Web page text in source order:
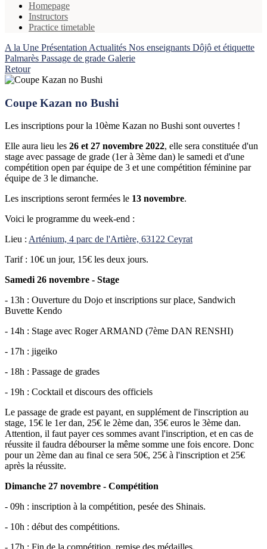
Homepage
Instructors
Practice timetable
A la Une Présentation Actualités Nos enseignants Dôjô et étiquette
Palmarès Passage de grade Galerie
Retour
Coupe Kazan no Bushi
Les inscriptions pour la 10ème Kazan no Bushi sont ouvertes !
Elle aura lieu les 26 et 27 novembre 2022, elle sera constituée d'un
stage avec passage de grade (1er à 3ème dan) le samedi et d'une
compétition open par équipe de 3 et une compétition féminine par
équipe de 3 le dimanche.
Les inscriptions seront fermées le 13 novembre.
Voici le programme du week-end :
Lieu : Arténium, 4 parc de l'Artière, 63122 Ceyrat
Tarif : 10€ un jour, 15€ les deux jours.
Samedi 26 novembre - Stage
- 13h : Ouverture du Dojo et inscriptions sur place, Sandwich
Buvette Kendo
- 14h : Stage avec Roger ARMAND (7ème DAN RENSHI)
- 17h : jigeiko
- 18h : Passage de grades
- 19h : Cocktail et discours des officiels
Le passage de grade est payant, en supplément de l'inscription au
stage, 15€ le 1er dan, 25€ le 2ème dan, 35€ euros le 3ème dan.
Attention, il faut payer ces sommes avant l'inscription, et en cas de
réussite il faudra débourser la même somme une fois encore. Donc
pour un 2ème dan au final ce sera 50€, 25€ à l'inscription et 25€
après la réussite.
Dimanche 27 novembre - Compétition
- 09h : inscription à la compétition, pesée des Shinais.
- 10h : début des compétitions.